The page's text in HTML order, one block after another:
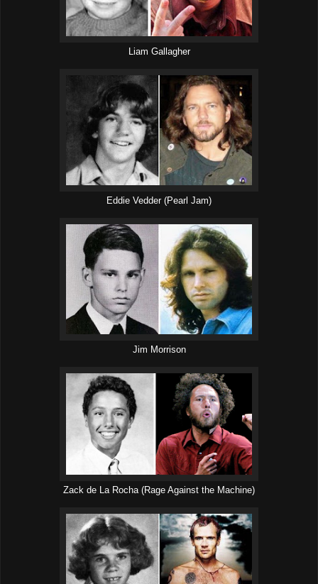
Liam Gallagher
Eddie Vedder (Pearl Jam)
Jim Morrison
Zack de La Rocha (Rage Against the Machine)